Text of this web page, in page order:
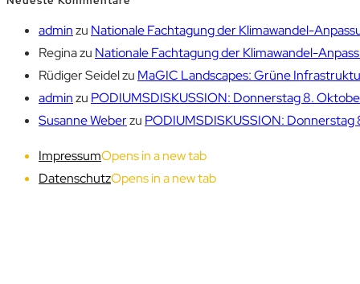
adminzu Nationale Fachtagung der Klimawandel-
Reginazu Nationale Fachtagung der Klimawandel-
Rüdiger Seidelzu MaGIC Landscapes: Grüne
adminzu PODIUMSDISKUSSION: Donnerstag 8.
Susanne Weberzu PODIUMSDISKUSSION: Donnerstag
ImpressumOpens in a new tab
DatenschutzOpens in a new tab